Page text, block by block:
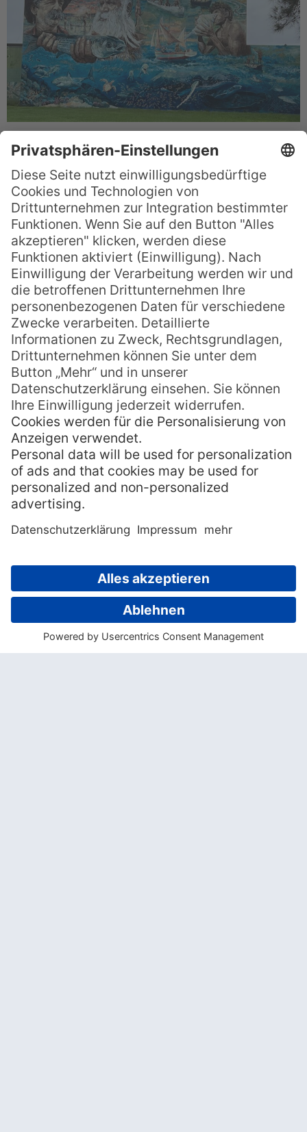
Nächster Halt:Hervey Bay! Da hatten wir
wieder eine tolle Unterkunft und konnten
die Gegend erkunden, auch ein Besuch der
Rumdestillerie in Bundaberg stand bei uns
auf der Liste.